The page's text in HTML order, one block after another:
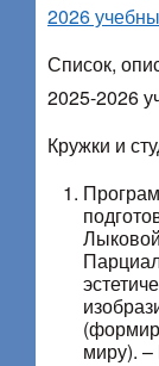
2026
Список,
2025-2026
Кружки и
миру).